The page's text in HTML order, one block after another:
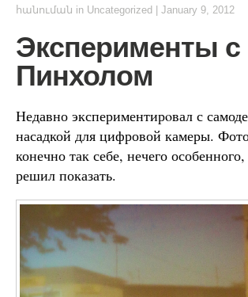
հանուման in Uncategorized January 9, 2012
Эксперименты с
Пинхолом
Недавно экспериментирoвал с
насадкой для цифровой камеры.
конечно так себе, нечего
решил показать.